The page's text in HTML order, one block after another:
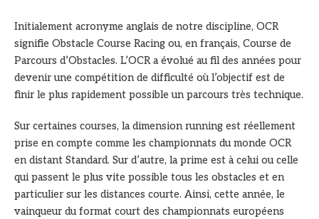
Initialement acronyme anglais de notre discipline, OCR
signifie Obstacle Course Racing ou, en français, Course de
Parcours d’Obstacles. L’OCR a évolué au fil des années pour
devenir une compétition de difficulté où l’objectif est de
finir le plus rapidement possible un parcours très technique.
Sur certaines courses, la dimension running est réellement
prise en compte comme les championnats du monde OCR
en distant Standard. Sur d’autre, la prime est à celui ou celle
qui passent le plus vite possible tous les obstacles et en
particulier sur les distances courte. Ainsi, cette année, le
vainqueur du format court des championnats européens